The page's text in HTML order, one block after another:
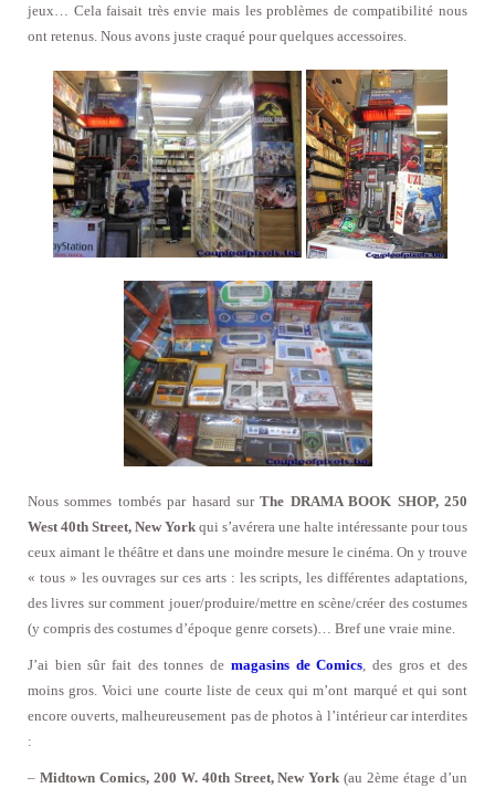
jeux… Cela faisait très envie mais les problèmes de compatibilité nous
ont retenus. Nous avons juste craqué pour quelques accessoires.
Nous sommes tombés par hasard surThe DRAMA BOOK SHOP, 250
West 40th Street, New York qui s’avérera une halte intéressante pour tous
ceux aimant le théâtre et dans une moindre mesure le cinéma. On y trouve
« tous » les ouvrages sur ces arts : les scripts, les différentes adaptations,
des livres sur comment jouer/produire/mettre en scène/créer des costumes
(y compris des costumes d’époque genre corsets)… Bref une vraie mine.
J’ai bien sûr fait des tonnes de magasins de Comics, des gros et des
moins gros. Voici une courte liste de ceux qui m’ont marqué et qui sont
encore ouverts, malheureusement pas de photos à l’intérieur car interdites
:
– Midtown Comics, 200 W. 40th Street, New York (au 2ème étage d’un